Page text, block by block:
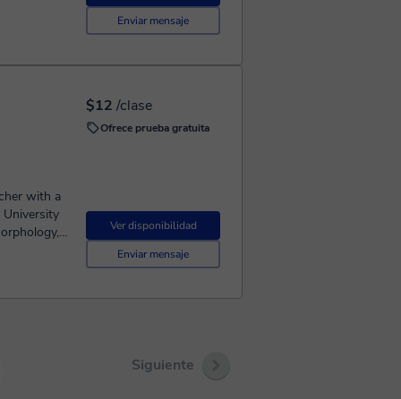
Enviar mensaje
$12 /clase
Ofrece prueba gratuita
Ver disponibilidad
Enviar mensaje
with a
University
then I
Siguiente